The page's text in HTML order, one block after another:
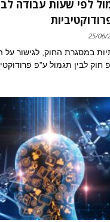
לפי שעות עבודה
25/06/
במסגרת החוק, לגישור על
לבין תגמול ע"פ